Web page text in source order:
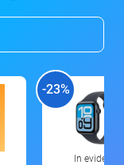
-23%
In evidenza